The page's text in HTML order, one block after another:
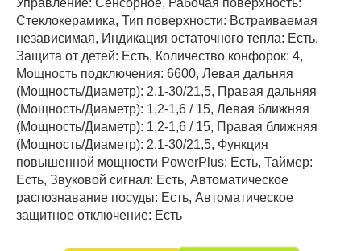
Стеклокерамика, Тип поверхности: Встраиваемая
независимая, Индикация остаточного тепла: Есть,
Защита от детей: Есть, Количество конфорок: 4,
Мощность подключения: 6600, Левая дальняя
(Мощность/Диаметр): 2,1-30/21,5, Правая дальняя
(Мощность/Диаметр): 1,2-1,6 / 15, Левая ближняя
(Мощность/Диаметр): 1,2-1,6 / 15, Правая ближняя
(Мощность/Диаметр): 2,1-30/21,5, Функция
повышенной мощности PowerPlus: Есть, Таймер:
Есть, Звуковой сигнал: Есть, Автоматическое
распознавание посуды: Есть, Автоматическое
защитное отключение: Есть